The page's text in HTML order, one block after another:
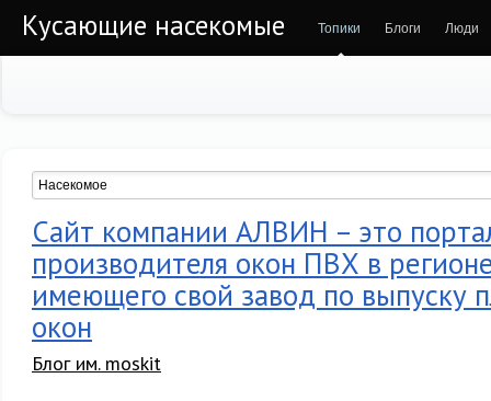
Кусающие насекомые Топики Блоги Люди
Сайт компании АЛВИН – это
производителя окон ПВХ в
имеющего свой завод по выпуску
окон
Блог им. moskit